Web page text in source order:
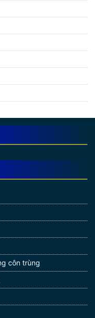
côn trùng